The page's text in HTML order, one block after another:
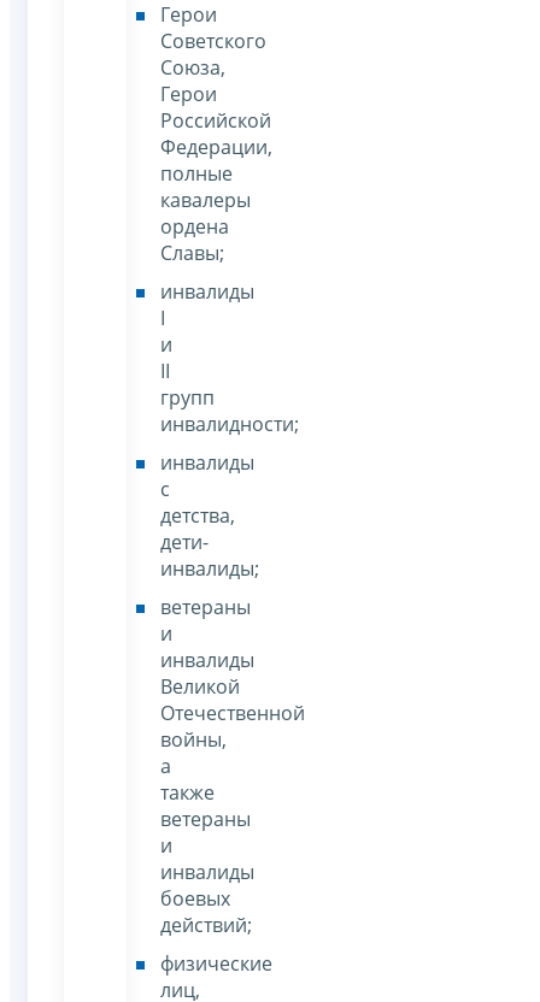
Герои
Советского
Союза,
Герои
Российской
Федерации,
полные
кавалеры
ордена
Славы;
инвалиды
I
и
II
групп
инвалидности;
инвалиды
с
детства,
дети-
инвалиды;
ветераны
и
инвалиды
Великой
Отечественной
войны,
а
также
ветераны
и
инвалиды
боевых
действий;
физические
лиц,